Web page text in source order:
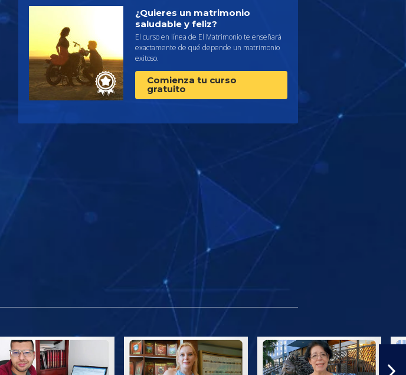
¿Quieres un matrimonio
saludable y feliz?
El curso en línea de El Matrimonio te enseñará
exactamente de qué depende un matrimonio
exitoso.
Comienza tu curso
gratuito